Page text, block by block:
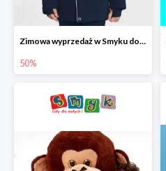
Zimowa wyprzedaż w Smyku do -50%
50%